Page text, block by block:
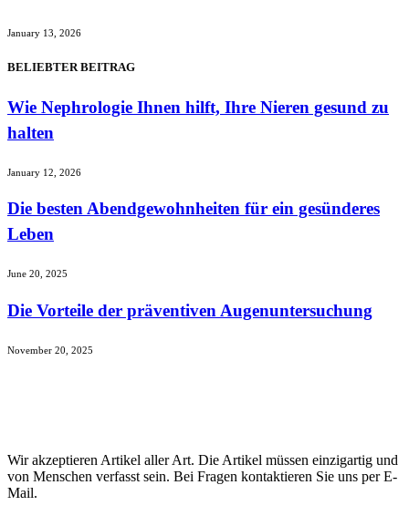
January 13, 2026
BELIEBTER BEITRAG
Wie Nephrologie Ihnen hilft, Ihre Nieren gesund zu
halten
January 12, 2026
Die besten Abendgewohnheiten für ein gesünderes
Leben
June 20, 2025
Die Vorteile der präventiven Augenuntersuchung
November 20, 2025
Wir akzeptieren Artikel aller Art. Die Artikel müssen einzigartig und
von Menschen verfasst sein. Bei Fragen kontaktieren Sie uns per E-
Mail.